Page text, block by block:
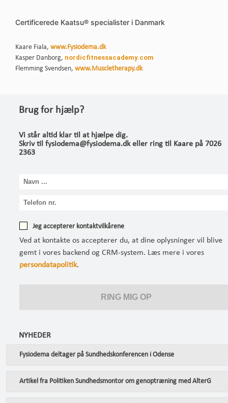
Certificerede Kaatsu® specialister i Danmark
Kaare Fiala, www.Fysiodema.dk
Kasper Danborg, nordicfitnessacademy.com
Flemming Svendsen, www.Muscletherapy.dk
NYHEDER
Fysiodema deltager på Sundhedskonferencen i Odense
Artikel fra Politiken Sundhedsmontor om genoptræning med AlterG
Brug for hjælp?
Vi står altid klar til at hjælpe dig.
Skriv til fysiodema@fysiodema.dk eller ring til Kaare på 7026
2363
Jeg accepterer kontaktvilkårene
Ved at kontakte os accepterer du, at dine oplysninger vil blive
gemt i vores backend og CRM-system. Læs mere i vores
persondatapolitik.